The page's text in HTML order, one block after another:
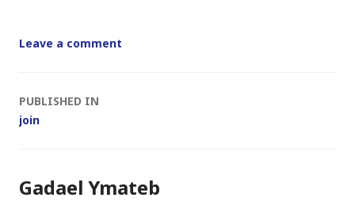
Leave a comment
Post
PUBLISHED IN
join
Gadael Ymateb